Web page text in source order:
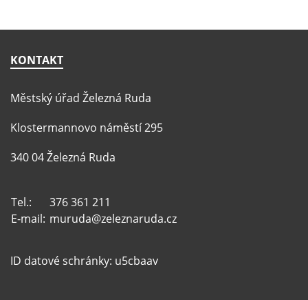
KONTAKT
Městský úřad Železná Ruda
Klostermannovo náměstí 295
340 04 Železná Ruda
Tel.:
376 361 211
E-mail: muruda@zeleznaruda.cz
ID datové schránky: u5cbaav